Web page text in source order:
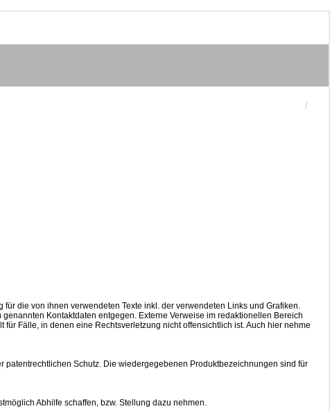
die von ihnen verwendeten Texte inkl. der verwendeten Links und Grafiken.
Kontaktdaten entgegen. Externe Verweise im redaktionellen Bereich
Fälle, in denen eine Rechtsverletzung nicht offensichtlich ist. Auch hier nehme
Schutz. Die wiedergegebenen Produktbezeichnungen sind für
Abhilfe schaffen, bzw. Stellung dazu nehmen.